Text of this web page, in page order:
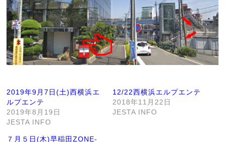
2019年9月7日(土)西横浜エ
ルプエンテ
2019年8月19日
JESTA INFO
12/22西横浜エルプエンテ
2018年11月22日
JESTA INFO
７月５日(木)早稲田ZONE-